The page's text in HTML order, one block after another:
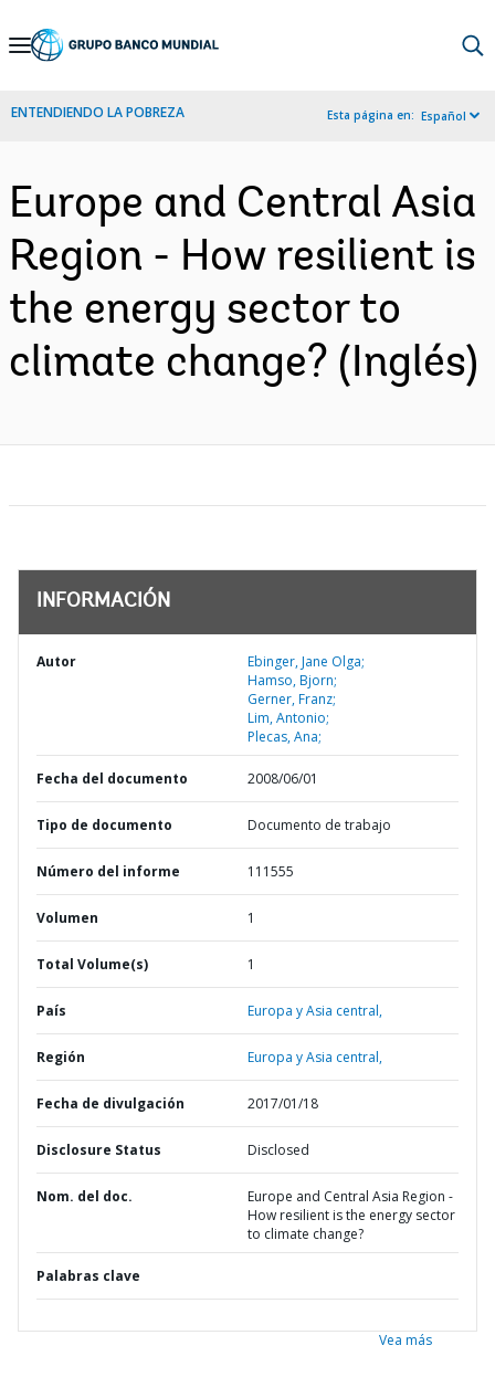
Skip
Navigation
ENTENDIENDO LA POBREZA Esta página en: Español
Europe and Central Asia
Region - How resilient is
the energy sector to
climate change? (Inglés)
INFORMACIÓN
Autor
Ebinger, Jane Olga;
Hamso, Bjorn;
Gerner, Franz;
Lim, Antonio;
Plecas, Ana;
Fecha del documento 2008/06/01
Tipo de documento Documento de trabajo
Número del informe 111555
Volumen 1
Total Volume(s) 1
País Europa y Asia central,
Región Europa y Asia central,
Fecha de divulgación 2017/01/18
Disclosure Status Disclosed
Nom. del doc.
Europe and Central Asia Region -
How resilient is the energy sector
to climate change?
Palabras clave
Vea más